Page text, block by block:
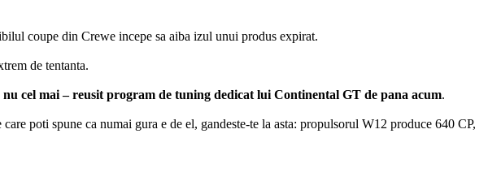
coupe din Crewe incepe sa aiba izul unui produs expirat.
de tentanta.
nu cel mai – reusit program de tuning dedicat lui Continental GT de pana acum.
poti spune ca numai gura e de el, gandeste-te la asta: propulsorul W12 produce 640 CP,